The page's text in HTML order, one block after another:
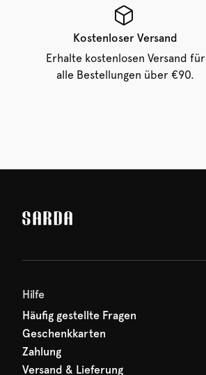
Kostenloser Versand
Erhalte kostenlosen Versand für
alle Bestellungen über €90.
Hilfe
Häufig gestellte Fragen
Geschenkkarten
Zahlung
Versand & Lieferung